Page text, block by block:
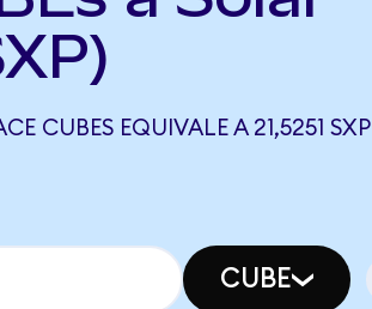
CUBES EQUIVALE A 21,5251 SXP
CUBE